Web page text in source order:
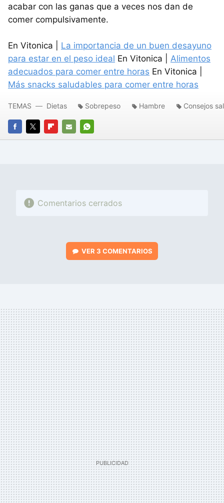
acabar con las ganas que a veces nos dan de
comer compulsivamente.
En Vitonica | La importancia de un buen desayuno
para estar en el peso ideal En Vitonica | Alimentos
adecuados para comer entre horas En Vitonica |
Más snacks saludables para comer entre horas
FACEBOOK
TWITTERFLIPBOARD
E-
WHATSAPP
TEMAS Dietas Sobrepeso Hambre Consejos
Comentarios cerrados
VER 3 COMENTARIOS